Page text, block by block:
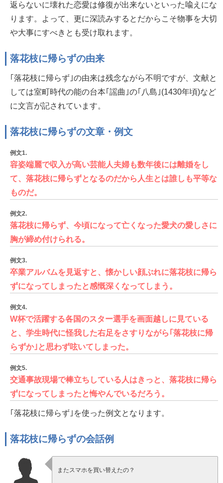
返らないに壊れた恋愛は修復が出来ないといった喩えにな
ります。よって、更に深読みするとだからこそ物事を大切
や大事にすべきとも受け取れます。
落花枝に帰らずの由来
｢落花枝に帰らず｣の由来は残念ながら不明ですが、文献と
しては室町時代の能の台本｢謡曲｣の｢八島｣(1430年頃)など
に文言が記されています。
落花枝に帰らずの文章・例文
例文1.
容姿端麗で収入が高い芸能人夫婦も数年後には離婚をし
て、落花枝に帰らずとなるのだから人生とは誰しも平等な
ものだ。
例文2.
落花枝に帰らず、今頃になって亡くなった愛犬の愛しさに
胸が締め付けられる。
例文3.
卒業アルバムを見返すと、懐かしい顔ぶれに落花枝に帰ら
ずになってしまったと感慨深くなってしまう。
例文4.
W杯で活躍する各国のスター選手を画面越しに見ている
と、学生時代に怪我した右足をさすりながら｢落花枝に帰
らずか｣と思わず呟いてしまった。
例文5.
交通事故現場で棒立ちしている人はきっと、落花枝に帰ら
ずになってしまったと悔やんでいるだろう。
｢落花枝に帰らず｣を使った例文となります。
落花枝に帰らずの会話例
またスマホを買い替えたの？